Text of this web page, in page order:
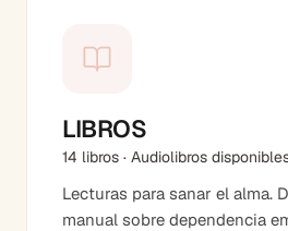
LIBROS
14 libros · Audiolibros
Lecturas para sanar el alma.
manual sobre dependencia